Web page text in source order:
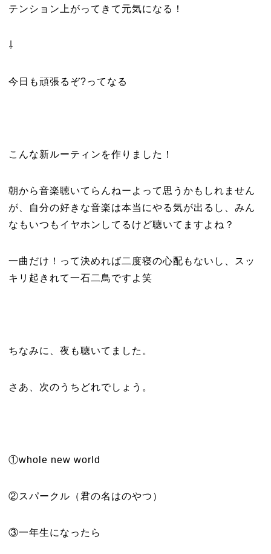
テンション上がってきて元気になる！
⇩
今日も頑張るぞ?ってなる
こんな新ルーティンを作りました！
朝から音楽聴いてらんねーよって思うかもしれません
が、自分の好きな音楽は本当にやる気が出るし、みん
なもいつもイヤホンしてるけど聴いてますよね？
一曲だけ！って決めれば二度寝の心配もないし、スッ
キリ起きれて一石二鳥ですよ笑
ちなみに、夜も聴いてました。
さあ、次のうちどれでしょう。
①whole new world
②スパークル（君の名はのやつ）
③一年生になったら